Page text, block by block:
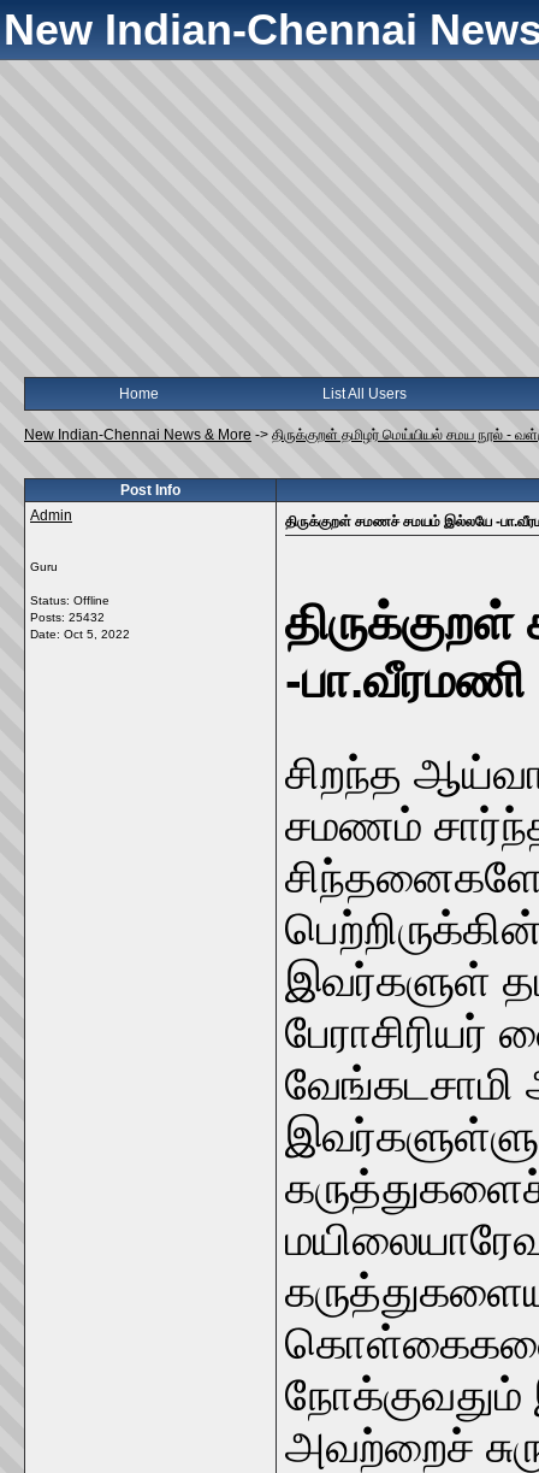
New Indian-Chennai
Home List All Users
New Indian-Chennai News & More -> திருக்குறள் தமிழர் மெய்யியல் சமய நூல் -
Post Info
Admin
Guru
Status: Offline
Posts: 25432
Date: Oct 5, 2022
திருக்குறள் சமணச் சமயம் இல்லயே -
-பா.வீரமணி
சிறந்த
சமணம்
சிந்தனைகளே
இவர்களுள்
பேராசிரியர்
வேங்கடசாமி
அவற்றைச்